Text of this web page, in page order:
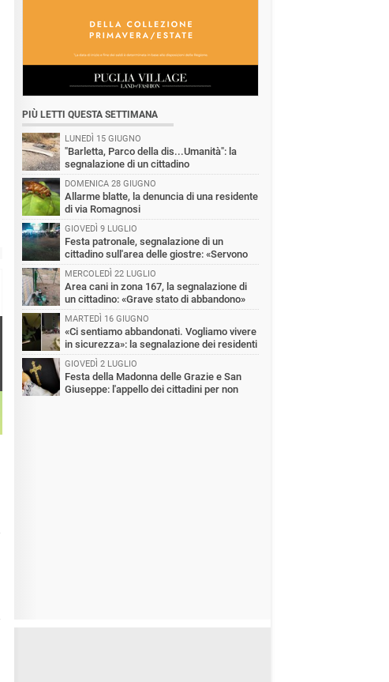
PIÙ LETTI QUESTA SETTIMANA
LUNEDÌ 15 GIUGNO
"Barletta, Parco della dis...Umanità": la
segnalazione di un cittadino
DOMENICA 28 GIUGNO
Allarme blatte, la denuncia di una residente
di via Romagnosi
GIOVEDÌ 9 LUGLIO
Festa patronale, segnalazione di un
cittadino sull'area delle giostre: «Servono
più controlli»
MERCOLEDÌ 22 LUGLIO
Area cani in zona 167, la segnalazione di
un cittadino: «Grave stato di abbandono»
MARTEDÌ 16 GIUGNO
«Ci sentiamo abbandonati. Vogliamo vivere
in sicurezza»: la segnalazione dei residenti
in Via Lattanzio
GIOVEDÌ 2 LUGLIO
Festa della Madonna delle Grazie e San
Giuseppe: l'appello dei cittadini per non